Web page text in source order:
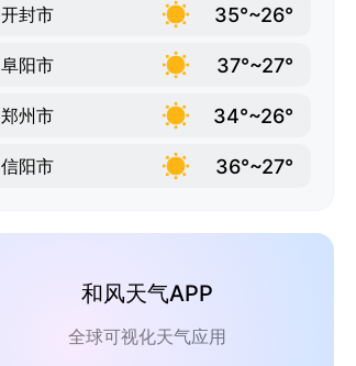
开封市 35°~26°
阜阳市 37°~27°
郑州市 34°~26°
信阳市 36°~27°
和风天气APP
全球可视化天气应用